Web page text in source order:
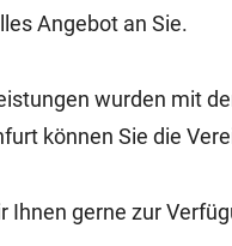
Angebot an Sie.
wurden mit
können Sie die
Ihnen gerne zur